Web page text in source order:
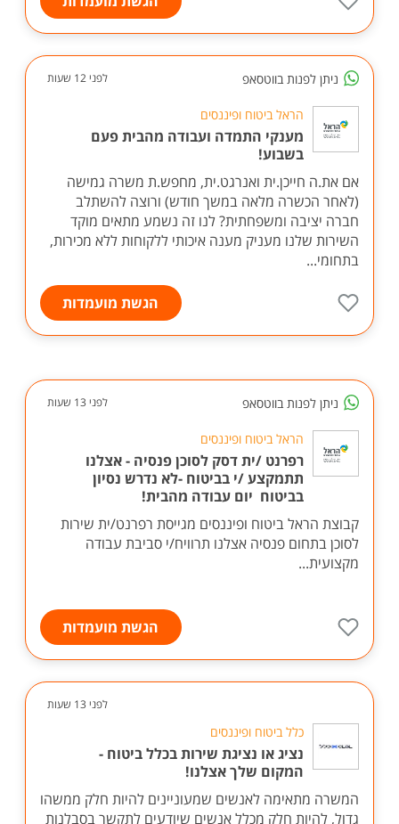
ניתן לפנות בווטסאפ לפני 12 שעות
הראל ביטוח ופיננסים
מענקי התמדה ועבודה מהבית פעם
בשבוע!
אם את.ה חייכן.ית ואנרגט.ית, מחפש.ת משרה גמישה
(לאחר הכשרה מלאה במשך חודש) ורוצה להשתלב
חברה יציבה ומשפחתית? לנו זה נשמע מתאים מוקד
השירות שלנו מעניק מענה איכותי ללקוחות ללא מכירות,
בתחומי...
הגשת מועמדות
ניתן לפנות בווטסאפ לפני 13 שעות
הראל ביטוח ופיננסים
רפרנט /ית דסק לסוכן פנסיה - אצלנו
תתמקצע /י בביטוח -לא נדרש נסיון
בביטוח יום עבודה מהבית!
קבוצת הראל ביטוח ופיננסים מגייסת רפרנט/ית שירות
לסוכן בתחום פנסיה אצלנו תרוויח/י סביבת עבודה
מקצועית...
הגשת מועמדות
לפני 13 שעות
כלל ביטוח ופיננסים
נציג או נציגת שירות בכלל ביטוח -
המקום שלך אצלנו!
המשרה מתאימה לאנשים שמעוניינים להיות חלק ממשהו
גדול, להיות חלק מכלל אנשים שיודעים לתקשר בסבלנות